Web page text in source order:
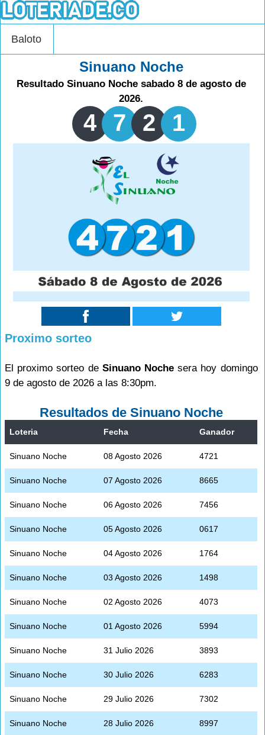
Baloto
Sinuano Noche
Resultado Sinuano Noche sabado 8 de agosto de
2026.
4 7 2 1
Proximo sorteo
El proximo sorteo de Sinuano Noche sera hoy domingo
9 de agosto de 2026 a las 8:30pm.
Resultados de Sinuano Noche
Loteria Fecha Ganador
Sinuano Noche 08 Agosto 2026 4721
Sinuano Noche 07 Agosto 2026 8665
Sinuano Noche 06 Agosto 2026 7456
Sinuano Noche 05 Agosto 2026 0617
Sinuano Noche 04 Agosto 2026 1764
Sinuano Noche 03 Agosto 2026 1498
Sinuano Noche 02 Agosto 2026 4073
Sinuano Noche 01 Agosto 2026 5994
Sinuano Noche 31 Julio 2026 3893
Sinuano Noche 30 Julio 2026 6283
Sinuano Noche 29 Julio 2026 7302
Sinuano Noche 28 Julio 2026 8997